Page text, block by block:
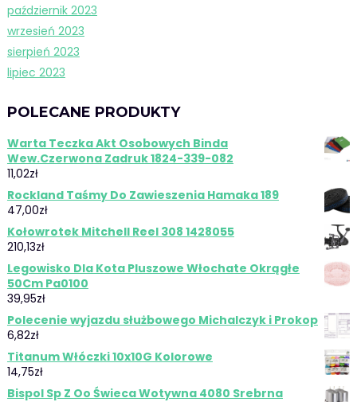
październik 2023
wrzesień 2023
sierpień 2023
lipiec 2023
POLECANE PRODUKTY
Warta Teczka Akt Osobowych Binda
Wew.Czerwona Zadruk 1824-339-082
11,02zł
Rockland Taśmy Do Zawieszenia Hamaka 189
47,00zł
Kołowrotek Mitchell Reel 308 1428055
210,13zł
Legowisko Dla Kota Pluszowe Włochate Okrągłe
50Cm Pa0100
39,95zł
Polecenie wyjazdu służbowego Michalczyk i Prokop
6,82zł
Titanum Włóczki 10x10G Kolorowe
14,75zł
Bispol Sp Z Oo Świeca Wotywna 4080 Srebrna